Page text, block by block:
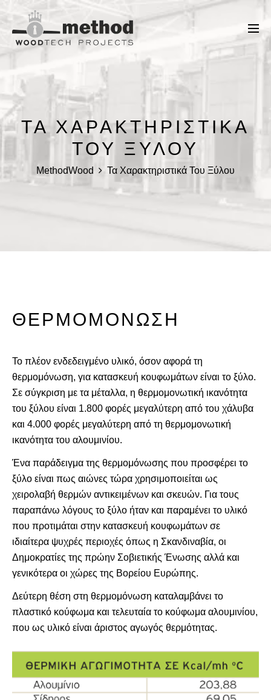
ΤΑ ΧΑΡΑΚΤΗΡΙΣΤΙΚΆ
ΤΟΥ ΞΎΛΟΥ
MethodWood Τα Χαρακτηριστικά Του Ξύλου
ΘΕΡΜΟΜΌΝΩΣΗ
To πλέον ενδεδειγμένο υλικό, όσον αφορά τη
θερμομόνωση, για κατασκευή κουφωμάτων είναι το ξύλο.
Σε σύγκριση με τα μέταλλα, η θερμομονωτική ικανότητα
του ξύλου είναι 1.800 φορές μεγαλύτερη από του χάλυβα
και 4.000 φορές μεγαλύτερη από τη θερμομονωτική
ικανότητα του αλουμινίου.
Ένα παράδειγμα της θερμομόνωσης που προσφέρει το
ξύλο είναι πως αιώνες τώρα χρησιμοποιείται ως
χειρολαβή θερμών αντικειμένων και σκευών. Για τους
παραπάνω λόγους το ξύλο ήταν και παραμένει το υλικό
που προτιμάται στην κατασκευή κουφωμάτων σε
ιδιαίτερα ψυχρές περιοχές όπως η Σκανδιναβία, οι
Δημοκρατίες της πρώην Σοβιετικής Ένωσης αλλά και
γενικότερα οι χώρες της Βορείου Ευρώπης.
Δεύτερη θέση στη θερμομόνωση καταλαμβάνει το
πλαστικό κούφωμα και τελευταία το κούφωμα αλουμινίου,
που ως υλικό είναι άριστος αγωγός θερμότητας.